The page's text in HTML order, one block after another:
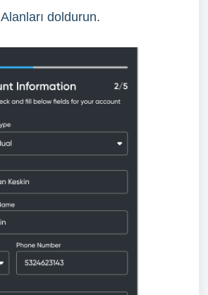
Alanları doldurun.